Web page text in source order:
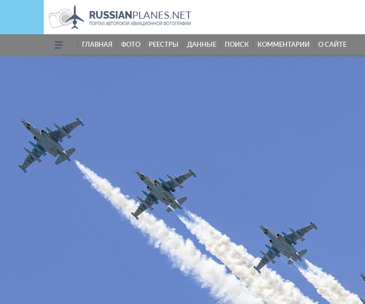
RUSSIANPLANES.NET
ПОРТАЛ АВТОРСКОЙ АВИАЦИОННОЙ ФОТОГРАФИИ
ГЛАВНАЯ ФОТО РЕЕСТРЫ ДАННЫЕ ПОИСК КОММЕНТАРИИ О САЙТЕ